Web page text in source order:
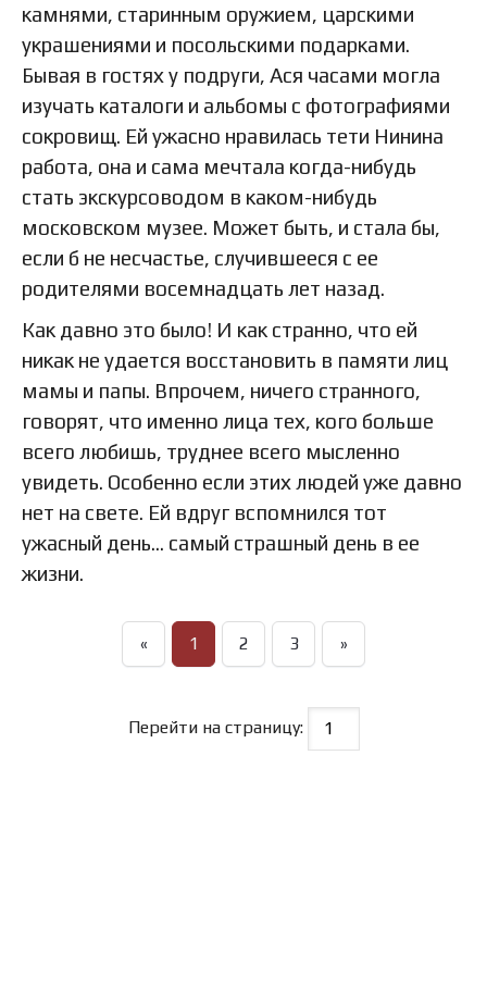
камнями, старинным оружием, царскими
украшениями и посольскими подарками.
Бывая в гостях у подруги, Ася часами могла
изучать каталоги и альбомы с фотографиями
сокровищ. Ей ужасно нравилась тети Нинина
работа, она и сама мечтала когда-нибудь
стать экскурсоводом в каком-нибудь
московском музее. Может быть, и стала бы,
если б не несчастье, случившееся с ее
родителями восемнадцать лет назад.
Как давно это было! И как странно, что ей
никак не удается восстановить в памяти лиц
мамы и папы. Впрочем, ничего странного,
говорят, что именно лица тех, кого больше
всего любишь, труднее всего мысленно
увидеть. Особенно если этих людей уже давно
нет на свете. Ей вдруг вспомнился тот
ужасный день… самый страшный день в ее
жизни.
« 1 2 3 »
Перейти на страницу: